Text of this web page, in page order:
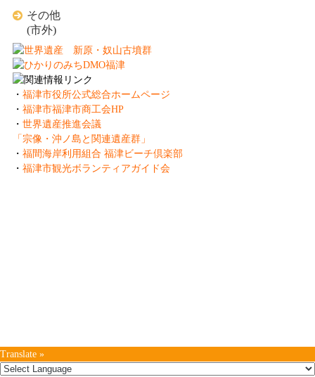
その他
(市外)
・ 福津市役所公式総合ホームページ
・ 福津市福津市商工会HP
・ 世界遺産推進会議
「宗像・沖ノ島と関連遺産群」
・ 福間海岸利用組合 福津ビーチ倶楽部
・ 福津市観光ボランティアガイド会
Translate »